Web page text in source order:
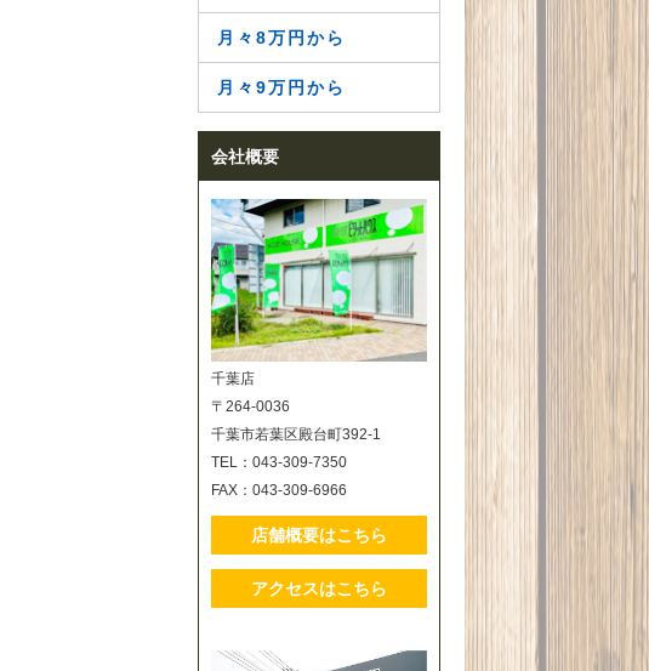
月々8万円から
月々9万円から
会社概要
千葉店
〒264-0036
千葉市若葉区殿台町392-1
TEL：043-309-7350
FAX：043-309-6966
店舗概要はこちら
アクセスはこちら